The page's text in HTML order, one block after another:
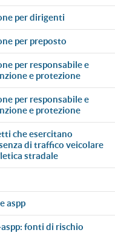
per dirigenti
per preposto
e protezione
e protezione
di traffico veicolare
stradale
aspp